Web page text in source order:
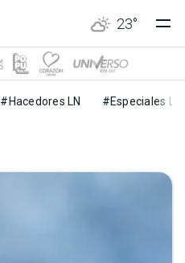
23°
#Hacedores LN #Especiales LN